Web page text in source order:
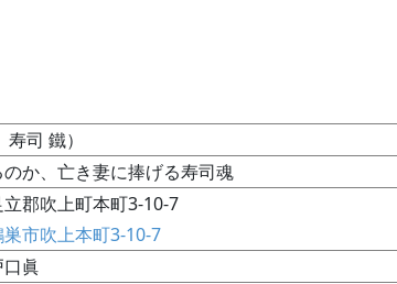
司 鐵）
か、亡き妻に捧げる寿司魂
郡吹上町本町3-10-7
市吹上本町3-10-7
眞